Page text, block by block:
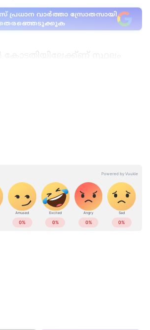
പ്രധാന വാർത്താ സ്രോതസായി
അതിജീവിത, സർക്കാർ
കോടതി പരിഗണിക്കും
എല്ലാ വാർത്തകൾKerala